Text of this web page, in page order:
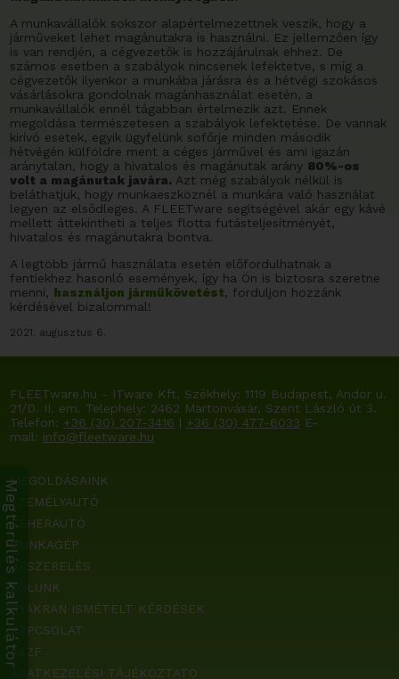
Megtérülés kalkulátor
A munkavállalók sokszor alapértelmezettnek veszik, hogy a
járműveket lehet magánutakra is használni. Ez jellemzően így
is van rendjén, a cégvezetők is hozzájárulnak ehhez. De
számos esetben a szabályok nincsenek lefektetve, s míg a
cégvezetők ilyenkor a munkába járásra és a hétvégi szokásos
vásárlásokra gondolnak magánhasználat esetén, a
munkavállalók ennél tágabban értelmezik azt. Ennek
megoldása természetesen a szabályok lefektetése. De vannak
kirívó esetek, egyik ügyfelünk sofőrje minden második
hétvégén külföldre ment a céges járművel és ami igazán
aránytalan, hogy a hivatalos és magánutak arány 80%-os
volt a magánutak javára. Azt még szabályok nélkül is
beláthatjuk, hogy munkaeszköznél a munkára való használat
legyen az elsődleges. A FLEETware segítségével akár egy kávé
mellett áttekintheti a teljes flotta futásteljesítményét,
hivatalos és magánutakra bontva.
A legtöbb jármű használata esetén előfordulhatnak a
fentiekhez hasonló események, így ha Ön is biztosra szeretne
menni, használjon járműkövetést , forduljon hozzánk
kérdésével bizalommal!
2021. augusztus 6.
FLEETware.hu - ITware Kft. Székhely: 1119 Budapest, Andor u.
21/D. II. em. Telephely: 2462 Martonvásár, Szent László út 3.
Telefon: +36 (30) 207-3416 | +36 (30) 477-6033 E-
mail: info@fleetware.hu
MEGOLDÁSAINK
SZEMÉLYAUTÓ
TEHERAUTÓ
MUNKAGÉP
BESZERELÉS
RÓLUNK
GYAKRAN ISMÉTELT KÉRDÉSEK
KAPCSOLAT
ÁSZF
ADATKEZELÉSI TÁJÉKOZTATÓ